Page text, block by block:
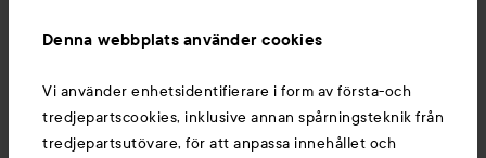
Denna webbplats använder cookies
Vi använder enhetsidentifierare i form av första-och
tredjepartscookies, inklusive annan spårningsteknik från
tredjepartsutövare, för att anpassa innehållet och
Du kanske också gillar